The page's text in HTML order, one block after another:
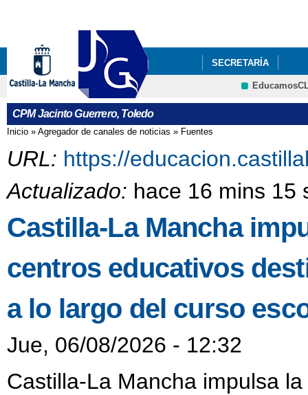
SECRETARÍA
CPM Jacinto Guerrero, Toledo
Se encuentra usted aquí
Inicio » Agregador de canales de noticias » Fuentes
URL: https://
Actualizado: hace 16 mins 15
Castilla-La Mancha
centros educativos
a lo largo del curso
Jue, 06/08/2026 - 12:32
Castilla-La Mancha impulsa